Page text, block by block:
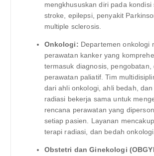
mengkhususkan diri pada kondisi
stroke, epilepsi, penyakit
multiple sclerosis.
Onkologi: Departemen onkologi
perawatan kanker yang
termasuk diagnosis, pengobatan,
perawatan paliatif. Tim
dari ahli onkologi, ahli bedah,
radiasi bekerja sama untuk
rencana perawatan yang
setiap pasien. Layanan
terapi radiasi, dan bedah onkologi.
Obstetri dan Ginekologi